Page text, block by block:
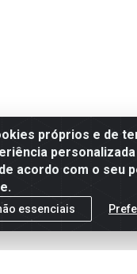
próprios e de
acordo com o seu
essenciais